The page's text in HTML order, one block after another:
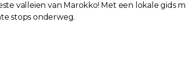
valleien van Marokko! Met een lokale gids
stops onderweg.